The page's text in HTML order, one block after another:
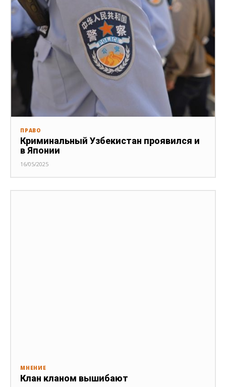
ПРАВО
Криминальный Узбекистан проявился и
в Японии
16/05/2025
МНЕНИЕ
Клан кланом вышибают